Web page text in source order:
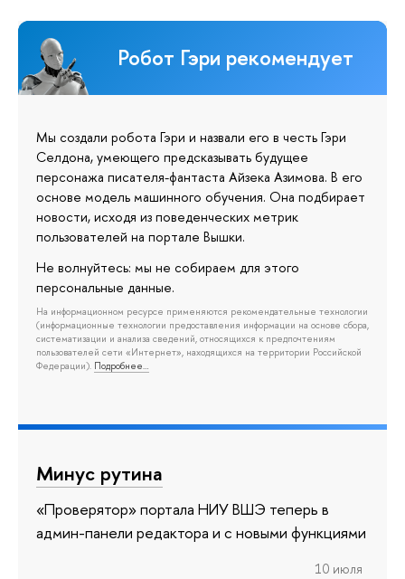
Робот Гэри рекомендует
Мы создали робота Гэри и назвали его в честь Гэри
Селдона, умеющего предсказывать будущее
персонажа писателя-фантаста Айзека Азимова. В его
основе модель машинного обучения. Она подбирает
новости, исходя из поведенческих метрик
пользователей на портале Вышки.
Не волнуйтесь: мы не собираем для этого
персональные данные.
На информационном ресурсе применяются рекомендательные технологии
(информационные технологии предоставления информации на основе сбора,
систематизации и анализа сведений, относящихся к предпочтениям
пользователей сети «Интернет», находящихся на территории Российской
Федерации). Подробнее…
Минус рутина
«Проверятор» портала НИУ ВШЭ теперь в
админ-панели редактора и с новыми функциями
10 июля